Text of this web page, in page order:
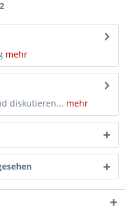
mehr
diskutieren... mehr